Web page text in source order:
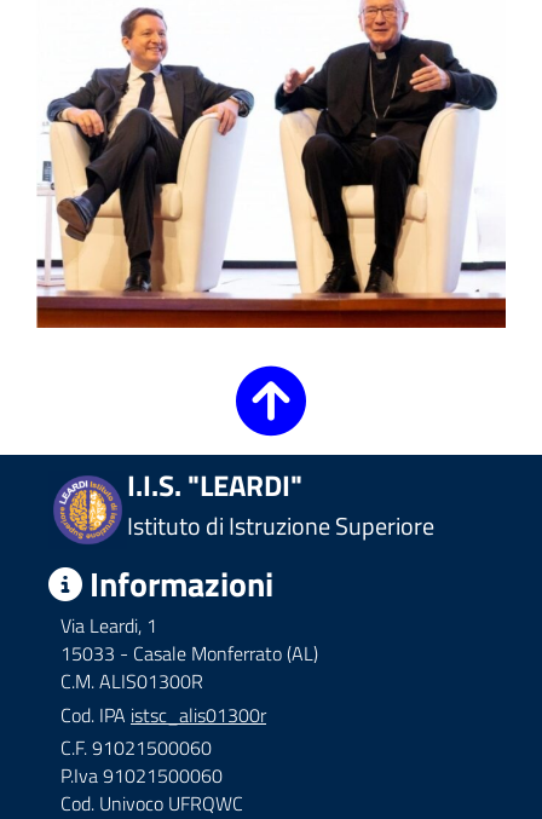
I.I.S. "LEARDI"
Istituto di Istruzione Superiore
Informazioni
Via Leardi, 1
15033 - Casale Monferrato (AL)
C.M. ALIS01300R
Cod. IPA istsc_alis01300r
C.F. 91021500060
P.Iva 91021500060
Cod. Univoco UFRQWC